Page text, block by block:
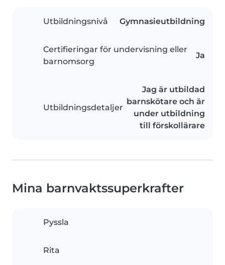
Utbildningsnivå Gymnasieutbildning
Certifieringar för undervisning eller
barnomsorg
Ja
Utbildningsdetaljer
Jag är utbildad
barnskötare och är
under utbildning
till förskollärare
Mina barnvaktssuperkrafter
Pyssla
Rita